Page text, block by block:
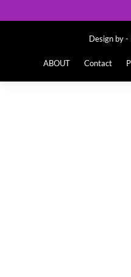
Design by -
ABOUT Contact